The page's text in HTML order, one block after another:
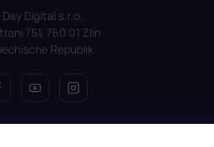
Day Digital s.r.o.
751, 760 01 Zlín
Republik